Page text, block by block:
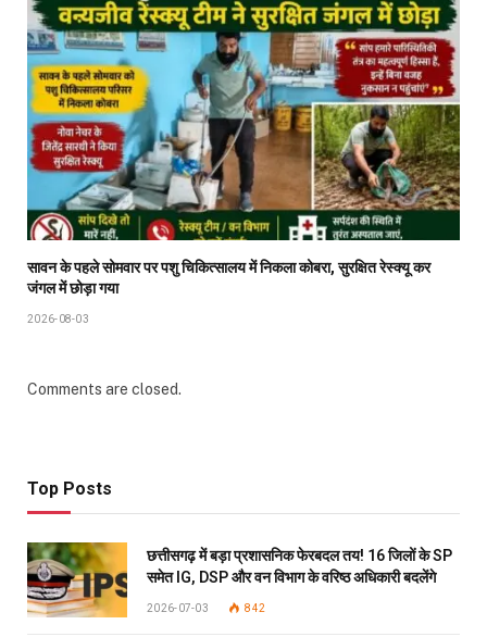
सावन के पहले सोमवार पर पशु चिकित्सालय में निकला कोबरा, सुरक्षित रेस्क्यू कर
जंगल में छोड़ा गया
2026-08-03
Comments are closed.
Top Posts
छत्तीसगढ़ में बड़ा प्रशासनिक फेरबदल तय! 16 जिलों के SP
समेत IG, DSP और वन विभाग के वरिष्ठ अधिकारी बदलेंगे
2026-07-03 842